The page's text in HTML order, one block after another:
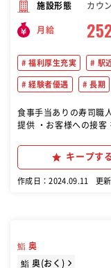
施設形態 カウ
月給
福利厚生充実 駅
経験者優遇 長期
食事手当ありの寿司職人の転職
提供 ・お客様への接客
キープす
作成日：2024.09.11 更
鮨 奥
鮨 奥(おく)